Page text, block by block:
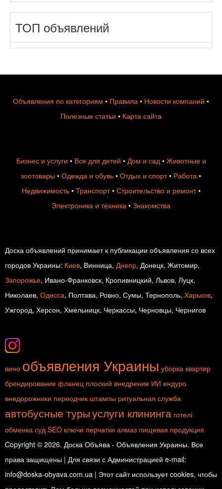
ТОП объявлений
Объявления по категориям • Правила • Новости компаний •
Полезные статьи • Карта сайта
Бизнес и услуги • Все для детей • Дом и сад• Животные и
зоотовары • Одежда и обувь • Отдых и спорт• Работа •
Недвижимость• Транспорт• Строительство и ремонт•
Электроника и техника • Знакомства
Доска объявлений принимает к публикации объявления со всех
городов Украины: Киев, Винница, Днепр, Донецк, Житомир,
Запорожье, Ивано-Франковск, Кропивницкий, Львов, Луцк,
Николаев, Одесса, Полтава, Ровно, Сумы, Тернополь, Харьков,
Ужгород, Херсон, Хмельницк, Черкассы, Черновцы, Чернигов
вино объявления Украины уборка квартир
брендирование фланец плоский внедрение ИИ ендуро
внедорожники переодчик штампы ритуальная служба
автобусные турыуслуги клининга готелі
обменка суд SEO ключи перчатки алмаз пищевая продукция
Copyright © 2026. Доска Объява - Объявления Украины. Все
права защищены | Для связи с Администрацией e-mail:
info@doska-obyava.com.ua | Этот сайт использует cookies, чтобы